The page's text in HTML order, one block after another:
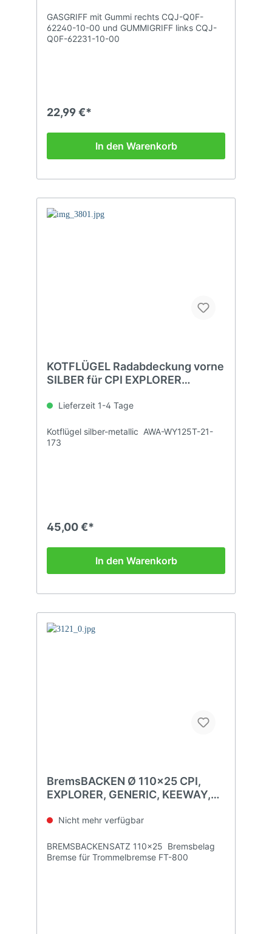
GASGRIFF mit Gummi rechts CQJ-Q0F-
62240-10-00 und GUMMIGRIFF links CQJ-
Q0F-62231-10-00
22,99 €*
In den Warenkorb
KOTFLÜGEL Radabdeckung vorne
SILBER für CPI EXPLORER
Lieferzeit 1-4 Tage
Kotflügel silber-metallic AWA-WY125T-21-
173
45,00 €*
In den Warenkorb
BremsBACKEN Ø 110x25 CPI,
EXPLORER, GENERIC, KEEWAY,
Nicht mehr verfügbar
BREMSBACKENSATZ 110x25 Bremsbelag
Bremse für Trommelbremse FT-800